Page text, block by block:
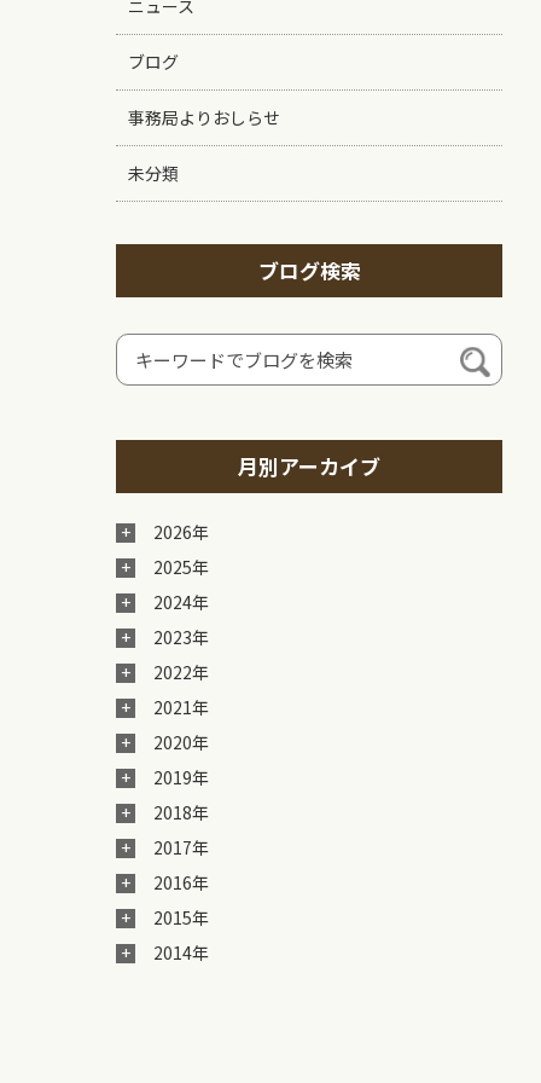
ニュース
ブログ
事務局よりおしらせ
未分類
ブログ検索
月別アーカイブ
2026年
2025年
2024年
2023年
2022年
2021年
2020年
2019年
2018年
2017年
2016年
2015年
2014年